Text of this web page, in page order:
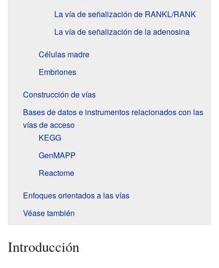
La vía de señalización de RANKL/RANK
La vía de señalización de la adenosina
Células madre
Embriones
Construcción de vías
Bases de datos e instrumentos relacionados con las
vías de acceso
KEGG
GenMAPP
Reactome
Enfoques orientados a las vías
Véase también
Introducción